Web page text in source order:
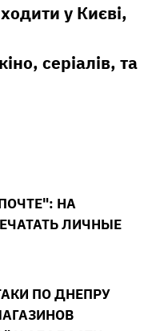
у Києві,
серіалів, та
НА
ЛИЧНЫЕ
ПО ДНЕПРУ